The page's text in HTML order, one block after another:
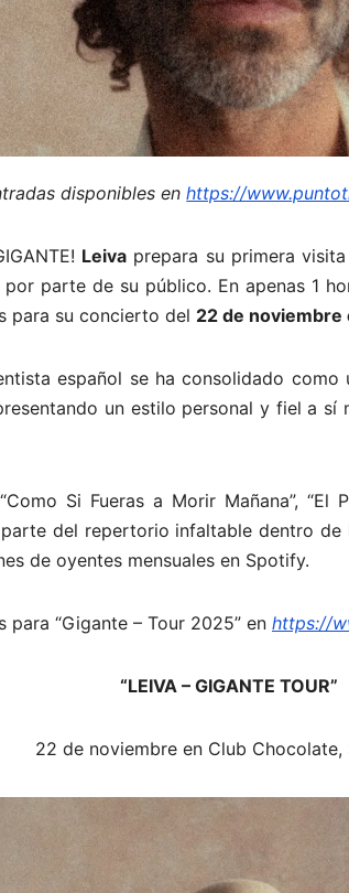
disponibles enhttps://
Leiva prepara su primera
parte de su público. En apenas 1
para su concierto del 22 de noviembre
español se ha consolidado
un estilo personal y fiel a sí
Si Fueras a Morir Mañana”, “El
parte del repertorio infaltable dentro
de oyentes mensuales en Spotify.
“Gigante – Tour 2025” en https://
“LEIVA – GIGANTE TOUR”
22 de noviembre en Club Chocolate,